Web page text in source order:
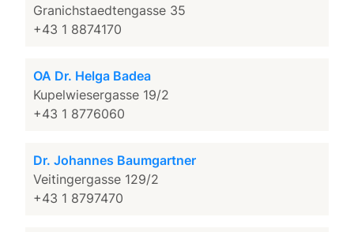
Granichstaedtengasse 35
+43 1 8874170
OA Dr. Helga Badea
Kupelwiesergasse 19/2
+43 1 8776060
Dr. Johannes Baumgartner
Veitingergasse 129/2
+43 1 8797470